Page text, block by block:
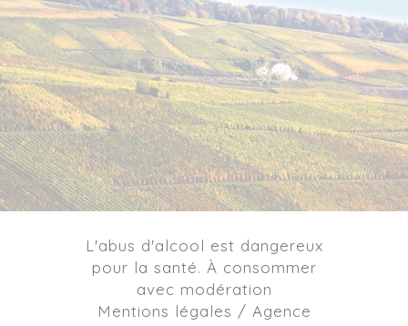
L'abus d'alcool est dangereux
pour la santé. À consommer
avec modération
Mentions légales / Agence